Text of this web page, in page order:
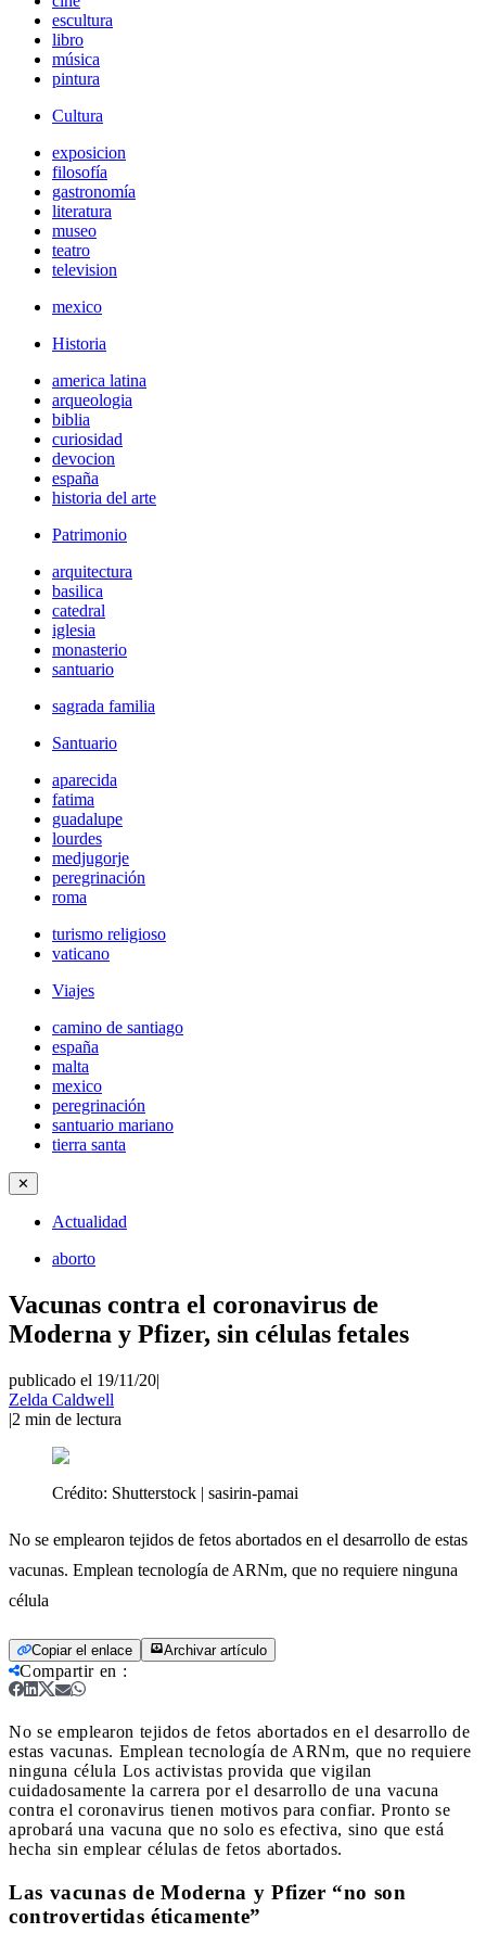
escultura
libro
música
pintura
Cultura
exposicion
filosofía
gastronomía
literatura
museo
teatro
television
mexico
Historia
america latina
arqueologia
biblia
curiosidad
devocion
españa
historia del arte
Patrimonio
arquitectura
basilica
catedral
iglesia
monasterio
santuario
sagrada familia
Santuario
aparecida
fatima
guadalupe
lourdes
medjugorje
peregrinación
roma
turismo religioso
vaticano
Viajes
camino de santiago
españa
malta
mexico
peregrinación
santuario mariano
tierra santa
✕
Actualidad
aborto
Vacunas contra el coronavirus de
Moderna y Pfizer, sin células fetales
publicado el 19/11/20|
Zelda Caldwell
|2 min de lectura
Crédito: Shutterstock | sasirin-pamai
No se emplearon tejidos de fetos abortados en el desarrollo de estas
vacunas. Emplean tecnología de ARNm, que no requiere ninguna
célula
Copiar el enlace Archivar artículo
Compartir en :
No se emplearon tejidos de fetos abortados en el desarrollo de
estas vacunas. Emplean tecnología de ARNm, que no requiere
ninguna célula Los activistas provida que vigilan
cuidadosamente la carrera por el desarrollo de una vacuna
contra el coronavirus tienen motivos para confiar. Pronto se
aprobará una vacuna que no solo es efectiva, sino que está
hecha sin emplear células de fetos abortados.
Las vacunas de Moderna y Pfizer “no son
controvertidas éticamente”